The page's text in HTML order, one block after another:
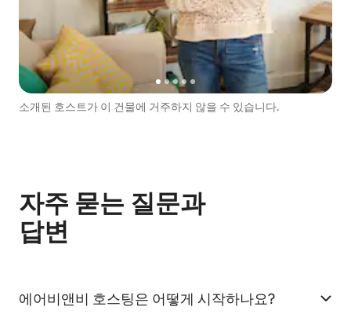
소개된 호스트가 이 건물에 거주하지 않을 수 있습니다.
자주 묻는 질문과
답변
에어비앤비 호스팅은 어떻게 시작하나요?